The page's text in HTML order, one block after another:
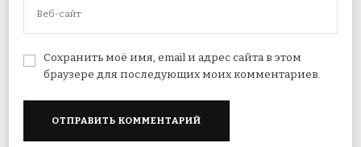
Сохранить моё имя, email и адрес сайта в этом
браузере для последующих моих комментариев.